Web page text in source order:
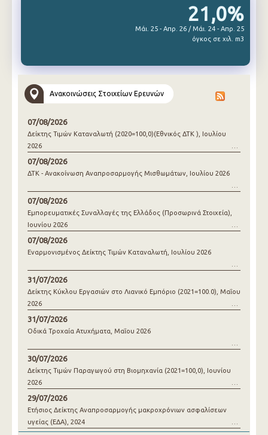
21,0%
Μάι. 25 - Απρ. 26 / Μάι. 24 - Απρ. 25
όγκος σε χιλ. m3
Ανακοινώσεις Στοιχείων Ερευνών
07/08/2026
Δείκτης Τιμών Καταναλωτή (2020=100,0)(Εθνικός ΔΤΚ ), Ιουλίου
2026
07/08/2026
ΔΤΚ - Ανακοίνωση Αναπροσαρμογής Μισθωμάτων, Ιουλίου 2026
07/08/2026
Εμπορευματικές Συναλλαγές της Ελλάδος (Προσωρινά Στοιχεία),
Ιουνίου 2026
07/08/2026
Εναρμονισμένος Δείκτης Τιμών Καταναλωτή, Ιουλίου 2026
31/07/2026
Δείκτης Κύκλου Εργασιών στο Λιανικό Εμπόριο (2021=100.0), Μαΐου
2026
31/07/2026
Οδικά Τροχαία Ατυχήματα, Μαΐου 2026
30/07/2026
Δείκτης Τιμών Παραγωγού στη Βιομηχανία (2021=100,0), Ιουνίου
2026
29/07/2026
Ετήσιος Δείκτης Αναπροσαρμογής μακροχρόνιων ασφαλίσεων
υγείας (ΕΔΑ), 2024